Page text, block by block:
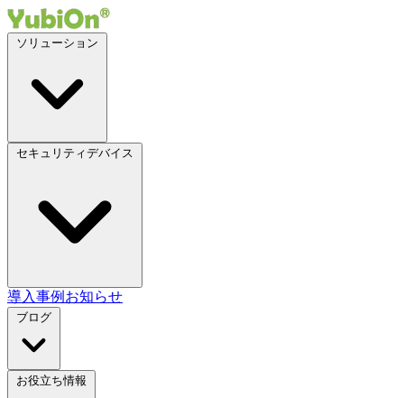
導入事例 お知らせ